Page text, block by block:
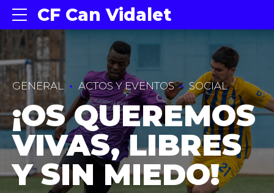
CF Can Vidalet
GENERAL ACTOS Y EVENTOS SOCIAL
¡OS QUEREMOS
VIVAS, LIBRES
Y SIN MIEDO!